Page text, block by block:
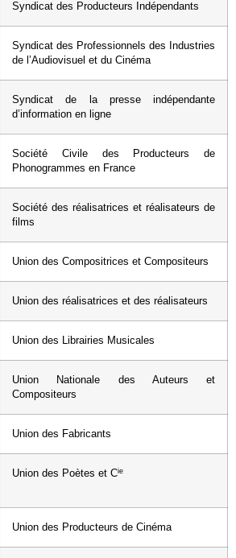
Syndicat des Producteurs Indépendants
Syndicat des Professionnels des Industries
de l’Audiovisuel et du Cinéma
Syndicat de la presse indépendante
d’information en ligne
Société Civile des Producteurs de
Phonogrammes en France
Société des réalisatrices et réalisateurs de
films
Union des Compositrices et Compositeurs
Union des réalisatrices et des réalisateurs
Union des Librairies Musicales
Union Nationale des Auteurs et
Compositeurs
Union des Fabricants
Union des Poètes et Cie
Union des Producteurs de Cinéma